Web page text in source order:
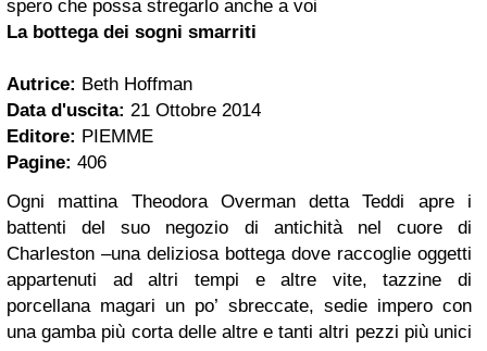
spero che possa stregarlo anche a voi
La bottega dei sogni smarriti
Autrice: Beth Hoffman
Data d'uscita: 21 Ottobre 2014
Editore: PIEMME
Pagine: 406
Ogni mattina Theodora Overman detta Teddi apre i
battenti del suo negozio di antichità nel cuore di
Charleston –una deliziosa bottega dove raccoglie oggetti
appartenuti ad altri tempi e altre vite, tazzine di
porcellana magari un po’ sbreccate, sedie impero con
una gamba più corta delle altre e tanti altri pezzi più unici